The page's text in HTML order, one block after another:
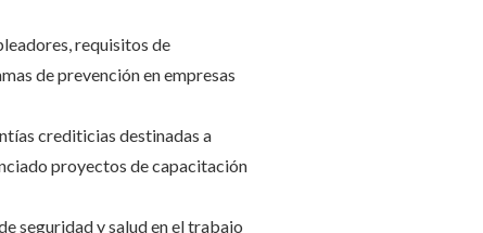
requisitos de
de prevención en empresas
crediticias destinadas a
proyectos de capacitación
seguridad y salud en el trabajo